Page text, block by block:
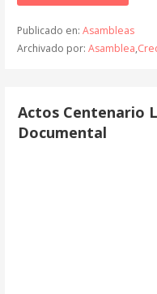
Publicado en: Asambleas
Archivado por: Asamblea,
Actos Centenario
Documental